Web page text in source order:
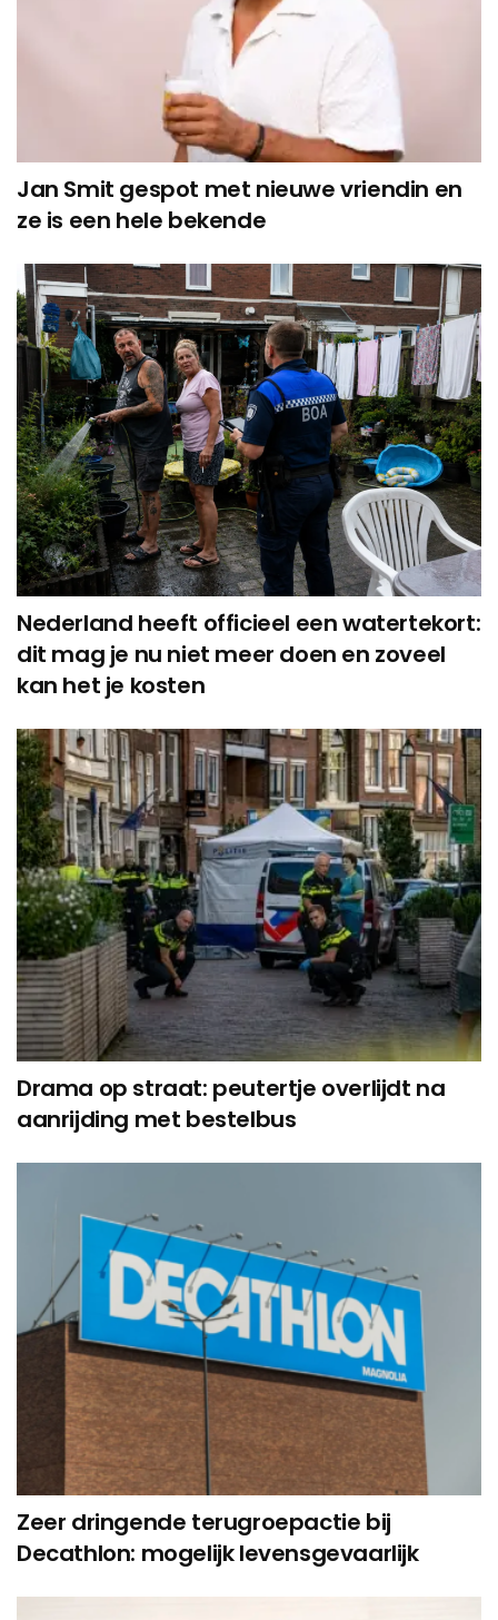
Jan Smit gespot met nieuwe vriendin en
ze is een hele bekende
Nederland heeft officieel een watertekort:
dit mag je nu niet meer doen en zoveel
kan het je kosten
Drama op straat: peutertje overlijdt na
aanrijding met bestelbus
Zeer dringende terugroepactie bij
Decathlon: mogelijk levensgevaarlijk